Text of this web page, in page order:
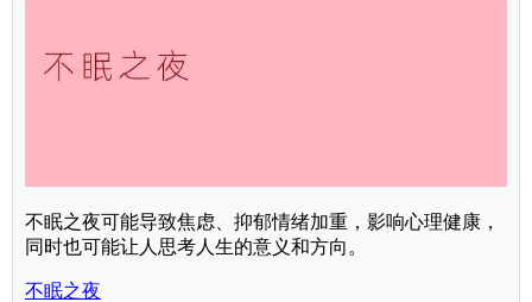
不眠之夜可能导致焦虑、抑郁情绪加重，影响心理健康，
同时也可能让人思考人生的意义和方向。
不眠之夜